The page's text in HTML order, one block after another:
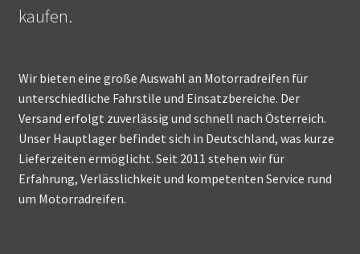
kaufen.
Wir bieten eine große Auswahl an Motorradreifen für
unterschiedliche Fahrstile und Einsatzbereiche. Der
Versand erfolgt zuverlässig und schnell nach Österreich.
Unser Hauptlager befindet sich in Deutschland, was kurze
Lieferzeiten ermöglicht. Seit 2011 stehen wir für
Erfahrung, Verlässlichkeit und kompetenten Service rund
um Motorradreifen.